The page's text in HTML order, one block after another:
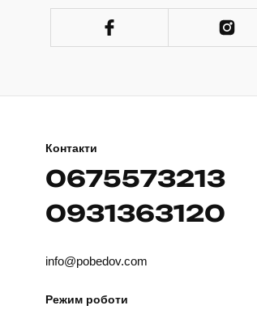
Контакти
0675573213
0931363120
info@pobedov.com
Режим роботи